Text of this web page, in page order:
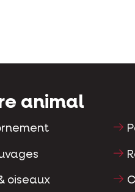
animal
oiseaux